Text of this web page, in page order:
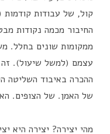
קול, של עבודות
החיבור מכמה נקודות
ממקומות שונים בחלל.
עצמם (למשל שיעול). זה
ההכרה באיבוד השליטה
של האמן. של הצופים.
מהי יצירה? יצירה היא